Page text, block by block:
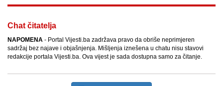
Chat čitatelja
NAPOMENA - Portal Vijesti.ba zadržava pravo da obriše neprimjeren
sadržaj bez najave i objašnjenja. Mišljenja iznešena u chatu nisu stavovi
redakcije portala Vijesti.ba. Ova vijest je sada dostupna samo za čitanje.